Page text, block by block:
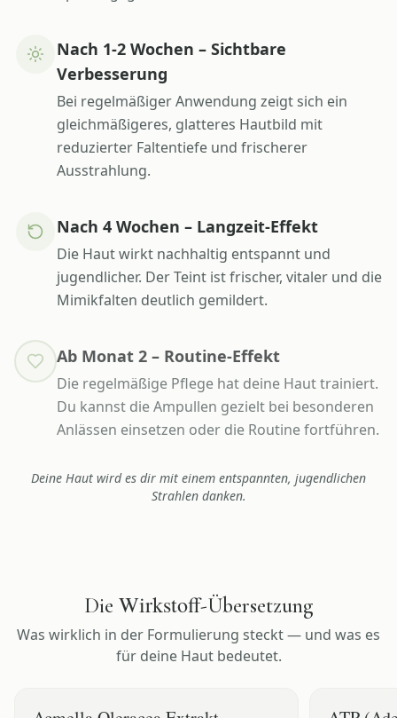
Nach 1-2 Wochen – Sichtbare
Verbesserung
Bei regelmäßiger Anwendung zeigt sich ein
gleichmäßigeres, glatteres Hautbild mit
reduzierter Faltentiefe und frischerer
Ausstrahlung.
Nach 4 Wochen – Langzeit-Effekt
Die Haut wirkt nachhaltig entspannt und
jugendlicher. Der Teint ist frischer, vitaler und die
Mimikfalten deutlich gemildert.
Ab Monat 2 – Routine-Effekt
Die regelmäßige Pflege hat deine Haut trainiert.
Du kannst die Ampullen gezielt bei besonderen
Anlässen einsetzen oder die Routine fortführen.
Deine Haut wird es dir mit einem entspannten, jugendlichen
Strahlen danken.
Die Wirkstoff-Übersetzung
Was wirklich in der Formulierung steckt — und was es
für deine Haut bedeutet.